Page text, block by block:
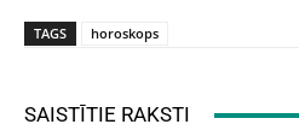
TAGS horoskops
SAISTĪTIE RAKSTI